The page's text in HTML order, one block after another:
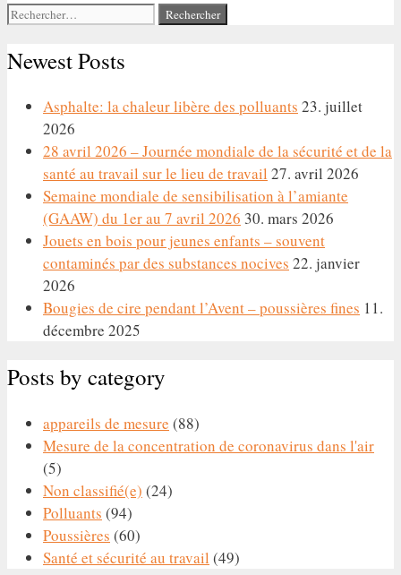
Rechercher :
Newest Posts
Asphalte: la chaleur libère des polluants 23. juillet
2026
28 avril 2026 – Journée mondiale de la sécurité et de la
santé au travail sur le lieu de travail 27. avril 2026
Semaine mondiale de sensibilisation à l’amiante
(GAAW) du 1er au 7 avril 2026 30. mars 2026
Jouets en bois pour jeunes enfants – souvent
contaminés par des substances nocives 22. janvier
2026
Bougies de cire pendant l’Avent – poussières fines 11.
décembre 2025
Posts by category
appareils de mesure (88)
Mesure de la concentration de coronavirus dans l'air
(5)
Non classifié(e) (24)
Polluants (94)
Poussières (60)
Santé et sécurité au travail (49)